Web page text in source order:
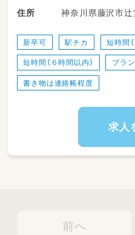
子どもたちの見守
守ります）
日常生活の援助
（お食事、おむつ
寝のサポート）
（親御さんの勤務
迎え＆お見送り）
園内の清掃・環境
（正しい感染対策
住所
神奈川県藤沢市
新卒可 駅チカ 短時間
短時間（６時間以内） ブラ
書き物は連絡帳程度
求人
前へ